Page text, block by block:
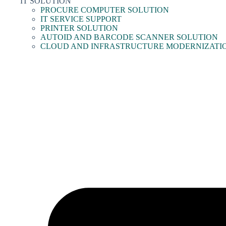
PROCURE COMPUTER SOLUTION
IT SERVICE SUPPORT
PRINTER SOLUTION
AUTOID AND BARCODE SCANNER SOLUTION
CLOUD AND INFRASTRUCTURE